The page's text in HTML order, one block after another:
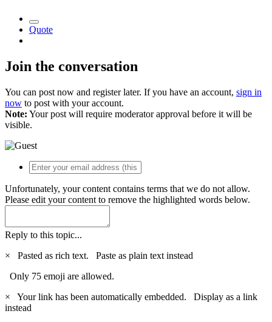
Quote
Join the conversation
You can post now and register later. If you have an account, sign in
now to post with your account.
Note: Your post will require moderator approval before it will be
visible.
Unfortunately, your content contains terms that we do not allow.
Please edit your content to remove the highlighted words below.
Reply to this topic...
×
Pasted as rich text. Paste as plain text instead
Only 75 emoji are allowed.
×
Your link has been automatically embedded. Display as a link
instead